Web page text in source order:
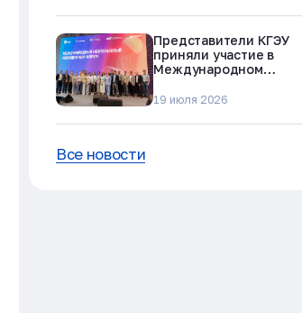
Представители КГЭУ
приняли участие в
Международном
форуме в Альметьевске
19 июля 2026
Все новости